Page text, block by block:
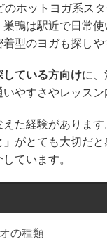
ホットヨガ系ス
鴨は駅近で日常
型のヨガも探しや
している方向けに
やすさやレッスン
た経験がありま
がとても大切だと
ています。
の種類